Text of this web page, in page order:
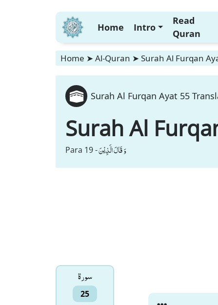
Home Intro
Read
Quran
Home ➤ Al-Quran ➤ Surah Al Furqan
Surah Al Furqan Ayat 55
Surah Al
Para 19 -وَ قَالَ الَّذِیْنَ
سورۃ
25